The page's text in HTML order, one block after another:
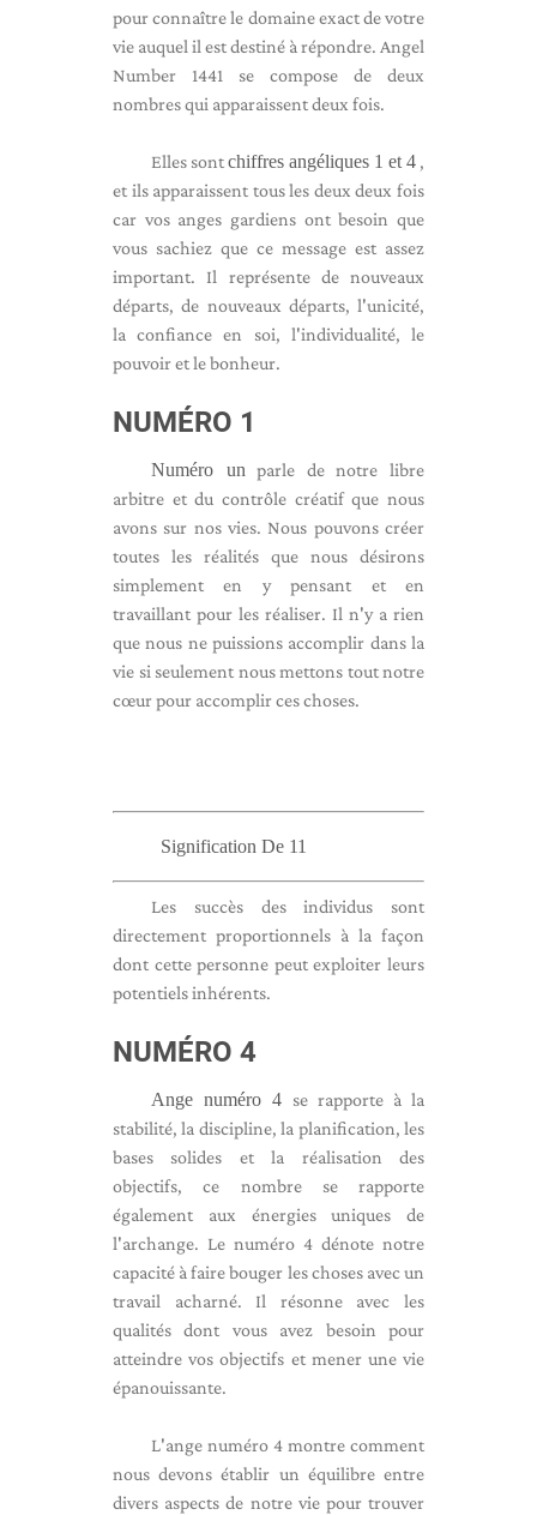
pour connaître le domaine exact de votre
vie auquel il est destiné à répondre. Angel
Number 1441 se compose de deux
nombres qui apparaissent deux fois.
Elles sontchiffres angéliques 1 et 4 ,
et ils apparaissent tous les deux deux fois
car vos anges gardiens ont besoin que
vous sachiez que ce message est assez
important. Il représente de nouveaux
départs, de nouveaux départs, l'unicité,
la confiance en soi, l'individualité, le
pouvoir et le bonheur.
NUMÉRO 1
Numéro un parle de notre libre
arbitre et du contrôle créatif que nous
avons sur nos vies. Nous pouvons créer
toutes les réalités que nous désirons
simplement en y pensant et en
travaillant pour les réaliser. Il n'y a rien
que nous ne puissions accomplir dans la
vie si seulement nous mettons tout notre
cœur pour accomplir ces choses.
Signification De 11
Les succès des individus sont
directement proportionnels à la façon
dont cette personne peut exploiter leurs
potentiels inhérents.
NUMÉRO 4
Ange numéro 4 se rapporte à la
stabilité, la discipline, la planification, les
bases solides et la réalisation des
objectifs, ce nombre se rapporte
également aux énergies uniques de
l'archange. Le numéro 4 dénote notre
capacité à faire bouger les choses avec un
travail acharné. Il résonne avec les
qualités dont vous avez besoin pour
atteindre vos objectifs et mener une vie
épanouissante.
L'ange numéro 4 montre comment
nous devons établir un équilibre entre
divers aspects de notre vie pour trouver